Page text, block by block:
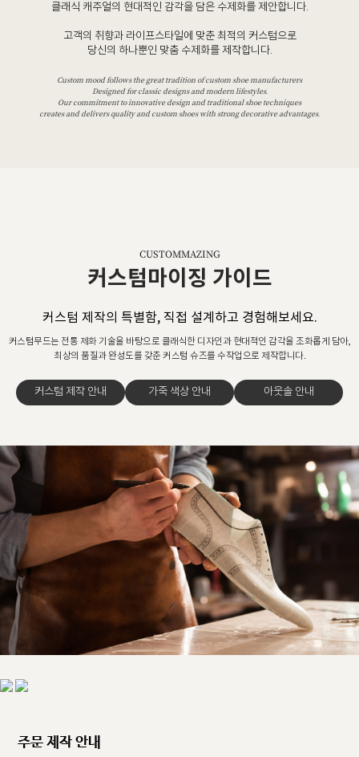
클래식 캐주얼의 현대적인 감각을 담은 수제화를 제안합니다.
고객의 취향과 라이프스타일에 맞춘 최적의 커스텀으로
당신의 하나뿐인 맞춤 수제화를 제작합니다.
Custom mood follows the great tradition of custom shoe manufacturers
Designed for classic designs and modern lifestyles.
Our commitment to innovative design and traditional shoe techniques
creates and delivers quality and custom shoes with strong decorative advantages.
CUSTOMMAZING
커스텀마이징 가이드
커스텀 제작의 특별함, 직접 설계하고 경험해보세요.
커스텀무드는 전통 제화 기술을 바탕으로 클래식한 디자인과 현대적인 감각을 조화롭게 담아,
최상의 품질과 완성도를 갖춘 커스텀 슈즈를 수작업으로 제작합니다.
커스텀 제작 안내 가죽 색상 안내 아웃솔 안내
주문 제작 안내